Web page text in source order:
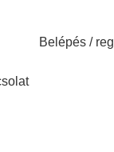
Belépés /